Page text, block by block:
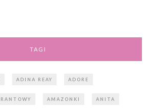
TAGI
ADINA REAY ADORE
AMAZONKI ANITA